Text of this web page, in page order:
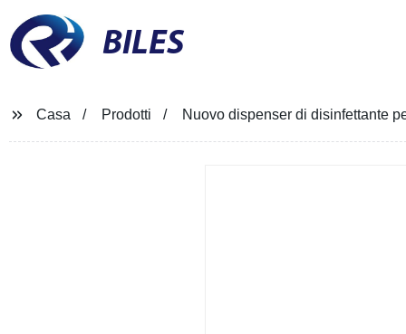
BILES
Casa Prodotti Nuovo dispenser di disinfettante